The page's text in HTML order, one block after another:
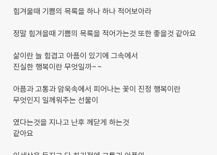
힘겨울때 기쁨의 목록을 하나 하나 적어보아라
정말 힘겨을때 기쁨의 목록을 적어가는것 또한 좋을것 같아요
삶이란 늘 힘겹고 아픔이 있기에 그속에서
진실한 행복이란 무엇일까~~
아픔과 고통과 암욱속에서 피어나는 꽃이 진정 행복이란
무엇인지 일께워주는 선물이
였다는것을 지나고 난후 께닫게 하는것
같아요